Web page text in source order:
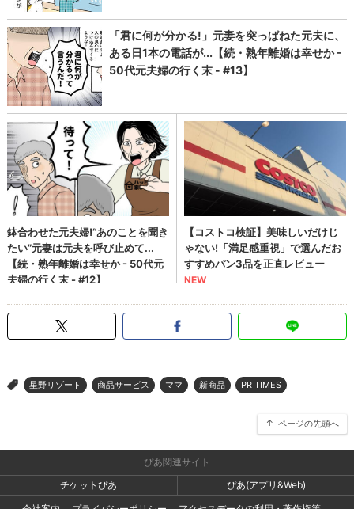
> 星野リゾート 商品サービス ママ 新商品 PR TIMES
ページの先頭へ
ぴあ関連サイト
チケットぴあ
ぴあ(アプリ&Web)